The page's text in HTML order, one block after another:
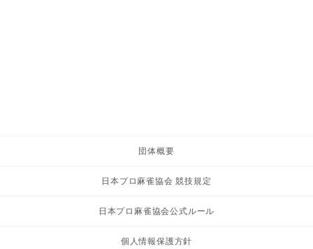
団体概要
日本プロ麻雀協会 競技規定
日本プロ麻雀協会公式ルール
個人情報保護方針